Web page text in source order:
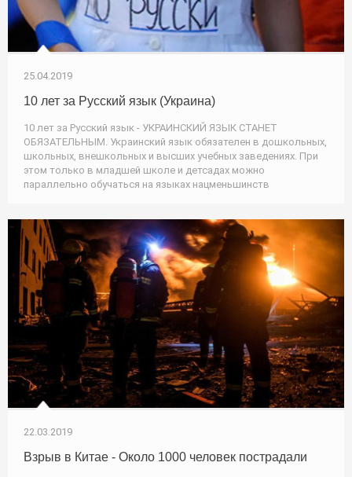
25.04.2019
10 лет за Русский язык (Украина)
10 лет за Русский язык - УКРАИНСКИЙ ЯЗЫК СТАНЕТ
ОБЯЗАТЕЛЬНЫМ. Украинский язык обязателен в дошкольных,
школьных, внешкольных и высших учебных заведениях. При
этом только в младшей школе и детсадах можно
параллельно обучаться на языках нацменьшинств
22.03.2019
Взрыв в Китае - Около 1000 человек пострадали